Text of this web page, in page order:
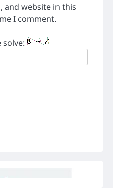
and website in this
I comment.
solve: